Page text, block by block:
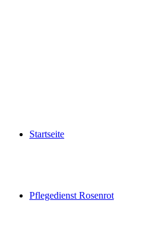
Startseite
Pflegedienst Rosenrot